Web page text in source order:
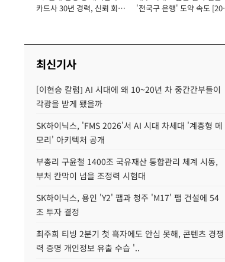
카드사 30년 경력, 신뢰 회복
'전국구 은행' 도약 속도
최신기사
[이현승 칼럼] AI 시대에 왜 10~20년 차 중간간부들이
각광을 받게 됐을까
SK하이닉스, 'FMS 2026'서 AI 시대 차세대 '계층형 메
모리' 아키텍처 공개
부총리 구윤철 1400조 국유재산 통합관리 체계 시동,
부처 칸막이 넘을 조정력 시험대
SK하이닉스, 용인 'Y2' 팹과 청주 'M17' 팹 건설에 54
조 투자 결정
최주희 티빙 2분기 첫 흑자에도 안심 못해, 콘텐츠 경쟁
력 증명 개인정보 유출 수습 '..